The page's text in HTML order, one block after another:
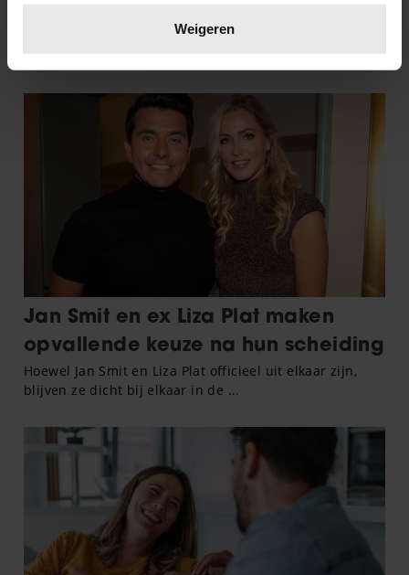
verwerkt en stel uw voorkeuren in het
intrekken in de Cookieverklaring.
We gebruiken cookies om content en advertenties te
personaliseren, om functies voor social media te bieden
en om ons websiteverkeer te analyseren. Ook delen we
informatie over uw gebruik van onze site met onze
partners voor social media, adverteren en analyse. Deze
partners kunnen deze gegevens combineren met andere
informatie die u aan ze heeft verstrekt of die ze hebben
gaat akkoord met onze cookies als u onze website blijft
gebruiken.
Weigeren